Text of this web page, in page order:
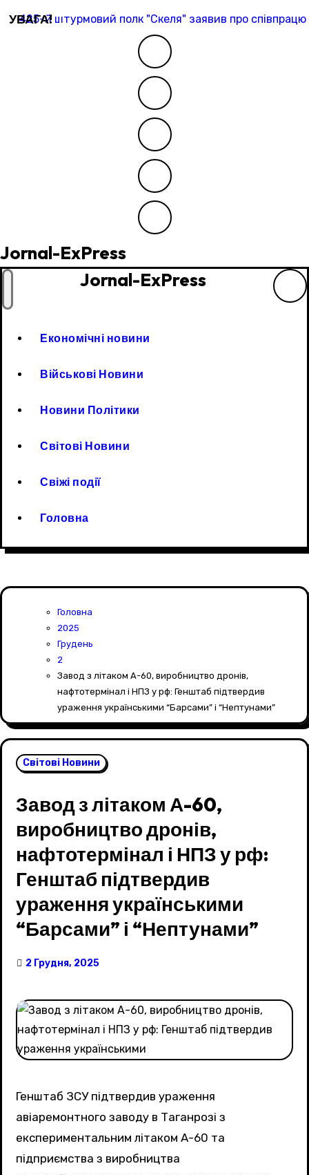
до
УВАГА!
425-й штурмовий полк "Скеля" заявив про співпрацю
Jornal-ExPress
Jornal-ExPress
Економічні новини
Військові Новини
Новини Політики
Світові Новини
Свіжі події
Головна
Головна
2025
Грудень
2
Завод з літаком А-60, виробництво дронів,
нафтотермінал і НПЗ у рф: Генштаб підтвердив
ураження українськими “Барсами” і “Нептунами”
Світові Новини
Завод з літаком А-60,
виробництво дронів,
нафтотермінал і НПЗ у рф:
Генштаб підтвердив
ураження українськими
“Барсами” і “Нептунами”
2 Грудня, 2025
Генштаб ЗСУ підтвердив ураження
авіаремонтного заводу в Таганрозі з
експериментальним літаком А-60 та
підприємства з виробництва